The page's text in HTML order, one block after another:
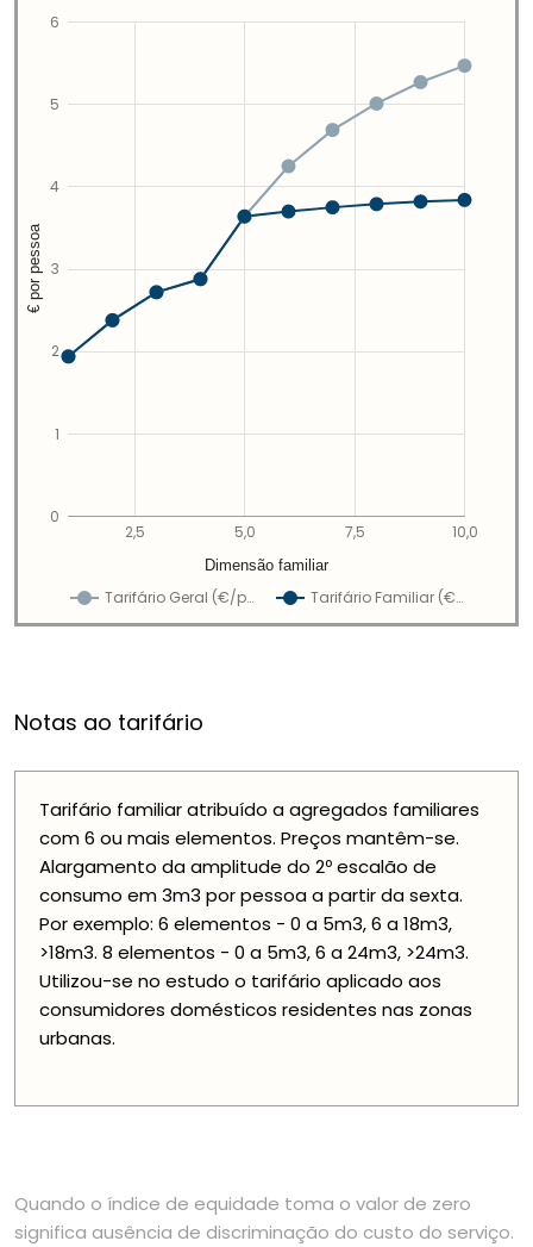
Tarifário Geral (€/p… Tarifário Familiar (€…
2,5 5,0 7,5 10,0
0
1
2
3
4
5
6
Dimensão familiar
€ por pessoa
Notas ao tarifário
Tarifário familiar atribuído a agregados familiares
com 6 ou mais elementos. Preços mantêm-se.
Alargamento da amplitude do 2º escalão de
consumo em 3m3 por pessoa a partir da sexta.
Por exemplo: 6 elementos - 0 a 5m3, 6 a 18m3,
>18m3. 8 elementos - 0 a 5m3, 6 a 24m3, >24m3.
Utilizou-se no estudo o tarifário aplicado aos
consumidores domésticos residentes nas zonas
urbanas.
Quando o índice de equidade toma o valor de zero
significa ausência de discriminação do custo do serviço.